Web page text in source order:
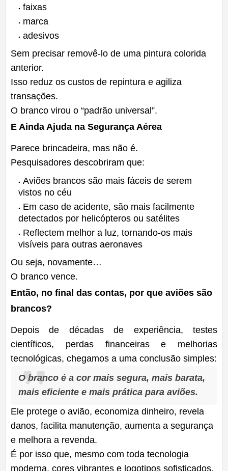
faixas
marca
adesivos
Sem precisar removê-lo de uma pintura colorida
anterior.
Isso reduz os custos de repintura e agiliza
transações.
O branco virou o “padrão universal”.
E Ainda Ajuda na Segurança Aérea
Parece brincadeira, mas não é.
Pesquisadores descobriram que:
Aviões brancos são mais fáceis de serem
vistos no céu
Em caso de acidente, são mais facilmente
detectados por helicópteros ou satélites
Reflectem melhor a luz, tornando-os mais
visíveis para outras aeronaves
Ou seja, novamente…
O branco vence.
Então, no final das contas, por que aviões são
brancos?
Depois de décadas de experiência, testes
científicos, perdas financeiras e melhorias
tecnológicas, chegamos a uma conclusão simples:
O branco é a cor mais segura, mais barata,
mais eficiente e mais prática para aviões.
Ele protege o avião, economiza dinheiro, revela
danos, facilita manutenção, aumenta a segurança
e melhora a revenda.
É por isso que, mesmo com toda tecnologia
moderna, cores vibrantes e logotipos sofisticados,